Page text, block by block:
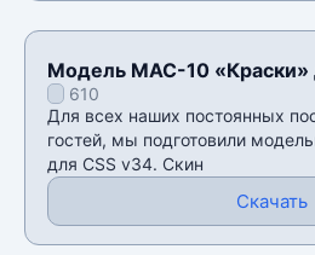
Модель MAC-10 «Краски»
610
Для всех наших постоянных
гостей, мы подготовили
для CSS v34. Скин
Скачать